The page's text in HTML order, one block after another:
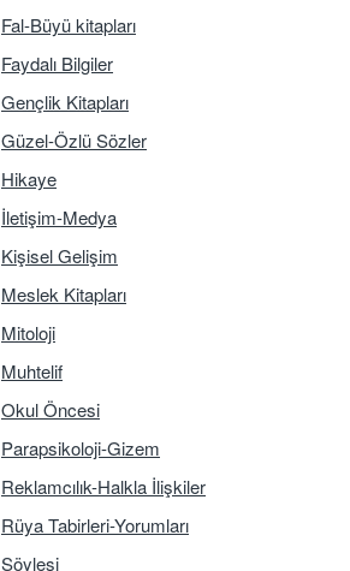
Fal-Büyü kitapları
Faydalı Bilgiler
Gençlik Kitapları
Güzel-Özlü Sözler
Hikaye
İletişim-Medya
Kişisel Gelişim
Meslek Kitapları
Mitoloji
Muhtelif
Okul Öncesi
Parapsikoloji-Gizem
Reklamcılık-Halkla İlişkiler
Rüya Tabirleri-Yorumları
Söyleşi